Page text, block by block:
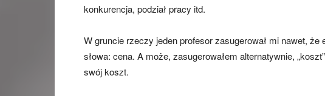
konkurencja, podział pracy itd.
W gruncie rzeczy jeden profesor zasugerował mi nawet,
słowa: cena. A może, zasugerowałem alternatywnie,
swój koszt.